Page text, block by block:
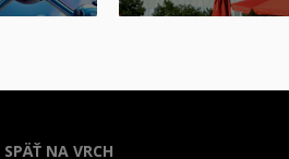
SPÄŤ NA VRCH